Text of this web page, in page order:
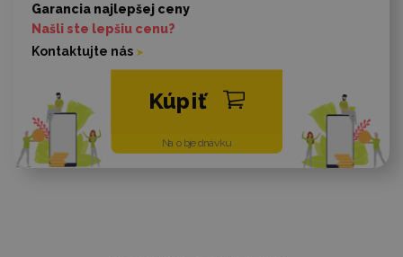
Na objednávku
Kúpiť
Garancia najlepšej ceny
Našli ste lepšiu cenu?
Kontaktujte nás